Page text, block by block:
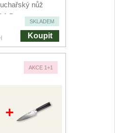
nůž
Damascus...
SKLADEM
Koupit
AKCE 1+1
+